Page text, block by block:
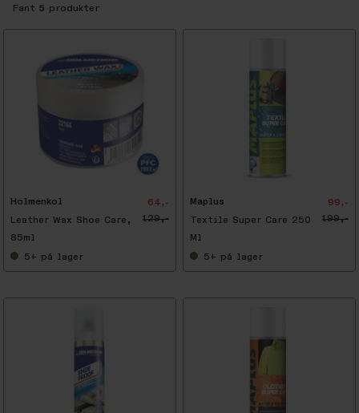
Fant 5 produkter
Holmenkol
Leather Wax Shoe Care,
85ml
64,-
129,-
5+ på lager
Maplus
Textile Super Care 250
Ml
99,-
199,-
5+ på lager